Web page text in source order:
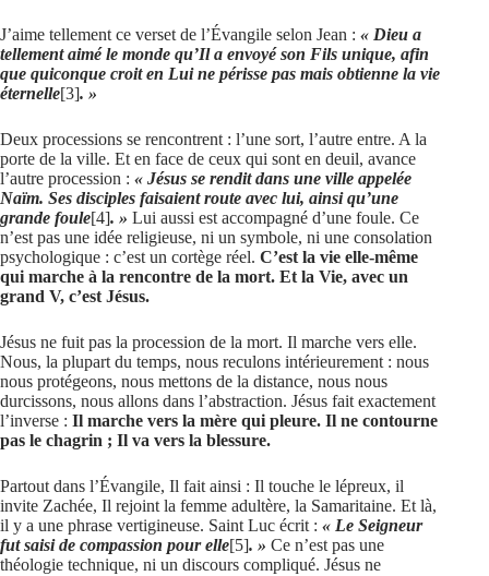
J’aime tellement ce verset de l’Évangile selon Jean : « Dieu a
tellement aimé le monde qu’Il a envoyé son Fils unique, afin
que quiconque croit en Lui ne périsse pas mais obtienne la vie
éternelle[3]. »
Deux processions se rencontrent : l’une sort, l’autre entre. A la
porte de la ville. Et en face de ceux qui sont en deuil, avance
l’autre procession : « Jésus se rendit dans une ville appelée
Naïm. Ses disciples faisaient route avec lui, ainsi qu’une
grande foule[4]. » Lui aussi est accompagné d’une foule. Ce
n’est pas une idée religieuse, ni un symbole, ni une consolation
psychologique : c’est un cortège réel. C’est la vie elle-même
qui marche à la rencontre de la mort. Et la Vie, avec un
grand V, c’est Jésus.
Jésus ne fuit pas la procession de la mort. Il marche vers elle.
Nous, la plupart du temps, nous reculons intérieurement : nous
nous protégeons, nous mettons de la distance, nous nous
durcissons, nous allons dans l’abstraction. Jésus fait exactement
l’inverse : Il marche vers la mère qui pleure. Il ne contourne
pas le chagrin ; Il va vers la blessure.
Partout dans l’Évangile, Il fait ainsi : Il touche le lépreux, il
invite Zachée, Il rejoint la femme adultère, la Samaritaine. Et là,
il y a une phrase vertigineuse. Saint Luc écrit : « Le Seigneur
fut saisi de compassion pour elle[5]. » Ce n’est pas une
théologie technique, ni un discours compliqué. Jésus ne